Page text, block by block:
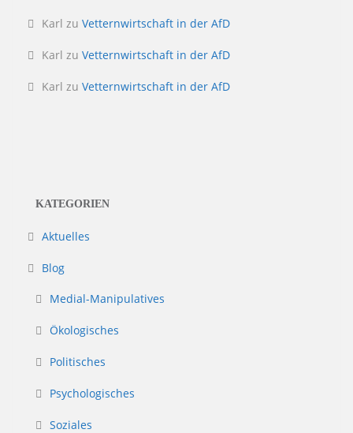
Karl zu Vetternwirtschaft in der AfD
Karl zu Vetternwirtschaft in der AfD
Karl zu Vetternwirtschaft in der AfD
KATEGORIEN
Aktuelles
Blog
Medial-Manipulatives
Ökologisches
Politisches
Psychologisches
Soziales